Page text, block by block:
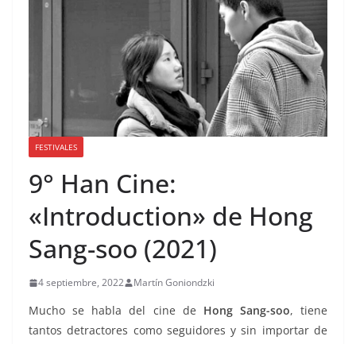
FESTIVALES
9° Han Cine:
«Introduction» de Hong
Sang-soo (2021)
4 septiembre, 2022 Martín Goniondzki
Mucho se habla del cine de Hong Sang-soo, tiene
tantos detractores como seguidores y sin importar de